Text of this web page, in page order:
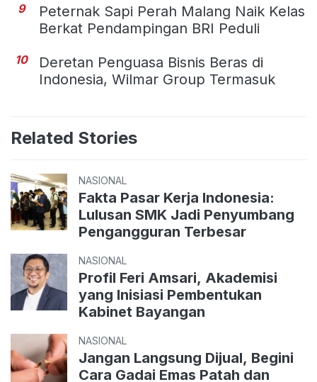
9
Peternak Sapi Perah Malang Naik Kelas
Berkat Pendampingan BRI Peduli
10
Deretan Penguasa Bisnis Beras di
Indonesia, Wilmar Group Termasuk
Related Stories
NASIONAL
Fakta Pasar Kerja Indonesia:
Lulusan SMK Jadi Penyumbang
Pengangguran Terbesar
NASIONAL
Profil Feri Amsari, Akademisi
yang Inisiasi Pembentukan
Kabinet Bayangan
NASIONAL
Jangan Langsung Dijual, Begini
Cara Gadai Emas Patah dan